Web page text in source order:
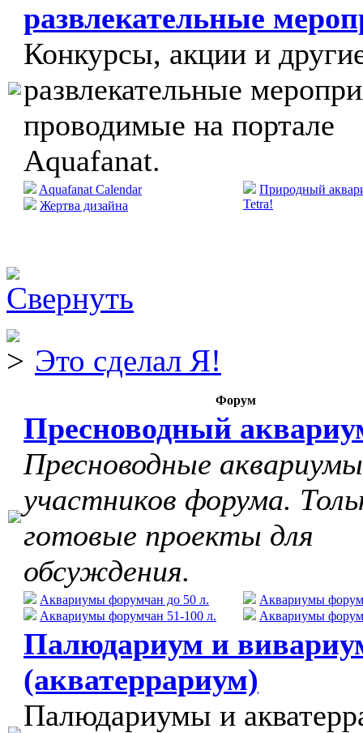
развлекательные
Конкурсы, акции и
развлекательные
проводимые на портале
Aquafanat.
Aquafanat Calendar
Жертва дизайна
Природный
Tetra!
Это сделал Я!
Форум
Пресноводный
Пресноводные аквариумы
участников форума.
готовые проекты для
обсуждения.
Аквариумы форумчан до 50 л.
Аквариумы форумчан 51-100 л.
Аквариумы
Аквариумы
Палюдариум и
(акватеррариум)
Палюдариумы и